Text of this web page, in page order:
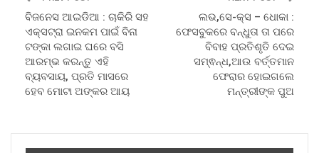
ବିଜନେସ ଆଇଡିଆ : ଚାକିରି ସହ
ଏକ୍ସଟ୍ରା ଇନକମ ପାଇଁ ବିନା
ଟଙ୍କା ଲଗାଇ ଘରେ ବସି
ଆରମ୍ଭ କରନ୍ତୁ ଏହି
ବ୍ୟବସାୟ, ପ୍ରତି ମାସରେ
ହେବ ମୋଟା ଅଙ୍କର ଆୟ
ଲଭ,ସେ-କ୍ସ – ଧୋକା :
ଫେସବୁକରେ ବନ୍ଧୁତା ତା ପରେ
ବିବାହ ପ୍ରତିଶୃତି ଦେଇ
ସମ୍ଵନ୍ଧ,ଆଉ ବର୍ତ୍ତମାନ
ଫେରାର ହୋଇଗଲେ
ମନ୍ତ୍ରୀଙ୍କ ପୁଅ